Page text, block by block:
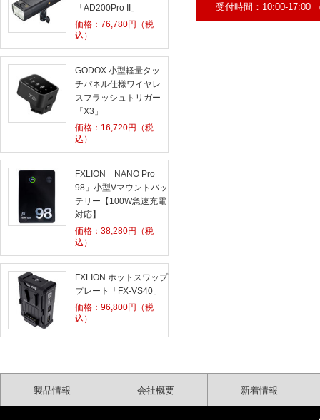
受付時間：10:00-
「AD200Pro II」
価格： 76,780円（税
込）
GODOX 小型軽量タッ
チパネル仕様ワイヤレ
スフラッシュトリガー
「X3」
価格： 16,720円（税
込）
FXLION「NANO Pro
98」小型Vマウントバッ
テリー【100W急速充電
対応】
価格： 38,280円（税
込）
FXLION ホットスワップ
プレート「FX-VS40」
価格： 96,800円（税
込）
製品情報 会社概要 新着情報